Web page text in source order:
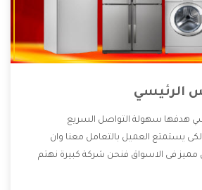
الرئيسي
هدفها سهولة التواصل السريع
يستمتع العميل بالتعامل معنا وان
مميز فى الاسواق فنحن شركة كبيرة نهتم